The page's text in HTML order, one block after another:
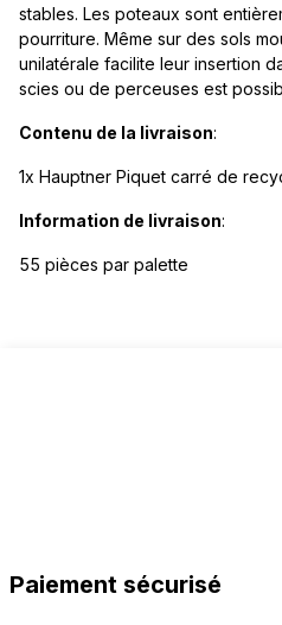
stables. Les poteaux sont
pourriture. Même sur des sols
unilatérale facilite leur insertion
scies ou de perceuses est
Contenu de la livraison:
1x Hauptner Piquet carré de
Information de livraison:
55 pièces par palette
Paiement sécurisé